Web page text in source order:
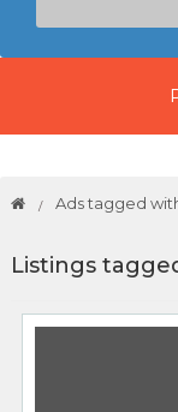
Ads tagged
Listings